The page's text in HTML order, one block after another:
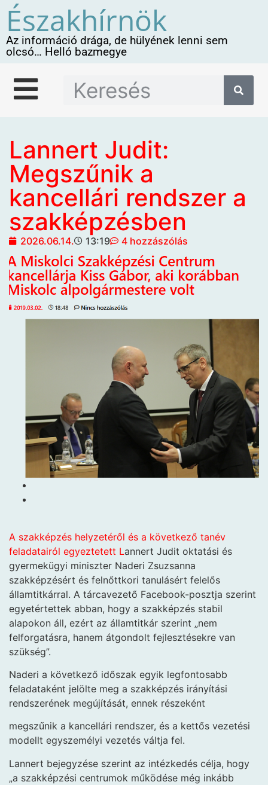
Északhírnök
Az információ drága, de hülyének lenni sem
olcsó… Helló bazmegye
Lannert Judit:
Megszűnik a
kancellári rendszer a
szakképzésben
2026.06.14. 13:19 4 hozzászólás
A szakképzés helyzetéről és a következő tanév
feladatairól egyeztetett Lannert Judit oktatási és
gyermekügyi miniszter Naderi Zsuzsanna
szakképzésért és felnőttkori tanulásért felelős
államtitkárral. A tárcavezető Facebook-posztja szerint
egyetértettek abban, hogy a szakképzés stabil
alapokon áll, ezért az államtitkár szerint „nem
felforgatásra, hanem átgondolt fejlesztésekre van
szükség”.
Naderi a következő időszak egyik legfontosabb
feladataként jelölte meg a szakképzés irányítási
rendszerének megújítását, ennek részeként
megszűnik a kancellári rendszer, és a kettős vezetési
modellt egyszemélyi vezetés váltja fel.
Lannert bejegyzése szerint az intézkedés célja, hogy
„a szakképzési centrumok működése még inkább